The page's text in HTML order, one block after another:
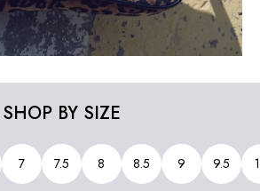
SHOP BY SIZE
7 7.5 8 8.5 9 9.5